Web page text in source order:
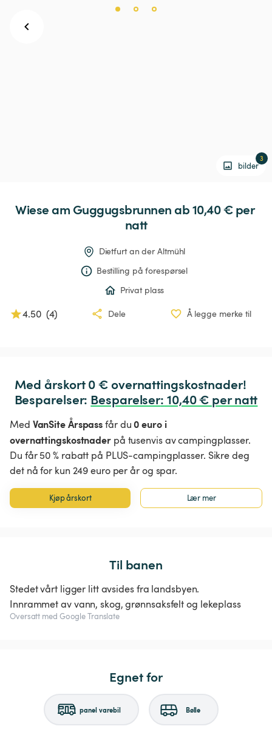
bilder
3
Wieseam Guggugsbrunnen ab 10,40 € per
natt
Dietfurt an der Altmühl
Bestilling på forespørsel
Privat plass
4.50 (4) Dele Å legge merke til
Med årskort 0 € overnattingskostnader!
Besparelser: Besparelser: 10,40 € per natt
Med VanSite Årspassfår du0 euro i
overnattingskostnaderpå tusenvis av campingplasser.
Du får 50 % rabatt på PLUS-campingplasser. Sikre deg
det nå for kun 249 euro per år og spar.
Kjøp årskort Lær mer
Til banen
Stedet vårt ligger litt avsides fra landsbyen.
Innrammet av vann, skog, grønnsaksfelt og lekeplass
Oversatt med Google Translate
Egnet for
panel varebil Bølle